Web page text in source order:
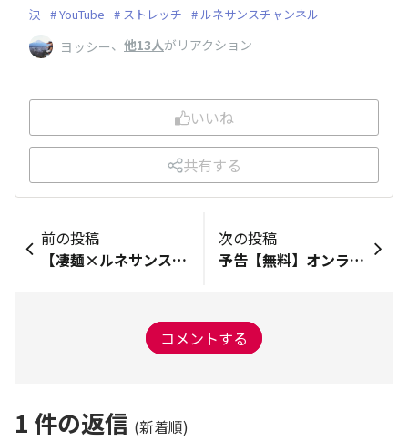
決
YouTube ストレッチ ルネサンスチャンネル
ヨッシー、 他13人がリアクション
いいね
共有する
前の投稿
【凄麺×ルネサンスチャンネルコラボ企画】凄麺トレーニング！
次の投稿
予告【無料】オンラインイベントMr．ルネサンス山田幸浩による『トレーニングの基礎を学ぶ』“Hang On#5”開催！
コメントする
1 件の返信 (新着順)